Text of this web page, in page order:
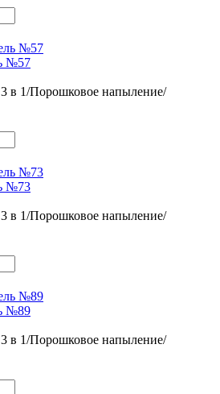
№57
в 1/Порошковое напыление/
№73
в 1/Порошковое напыление/
№89
в 1/Порошковое напыление/